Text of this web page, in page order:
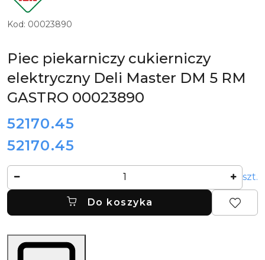
Kod: 00023890
Piec piekarniczy cukierniczy
elektryczny Deli Master DM 5 RM
GASTRO 00023890
cena:
52170.45
Cena:
52170.45
szt.
Do koszyka